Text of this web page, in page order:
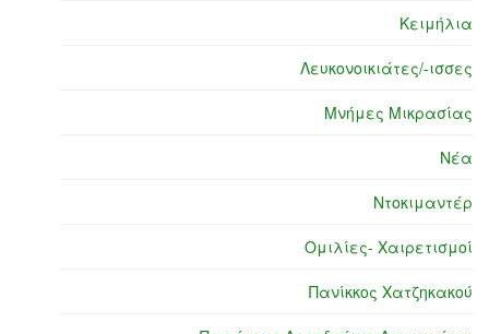
Κειμήλια
Λευκονοικιάτες/-ισσες
Μνήμες Μικρασίας
Νέα
Ντοκιμαντέρ
Ομιλίες- Χαιρετισμοί
Πανίκκος Χατζηκακού